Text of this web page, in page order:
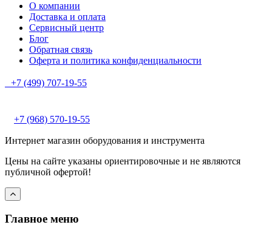
О компании
Доставка и оплата
Сервисный центр
Блог
Обратная связь
Оферта и политика конфиденциальности
+7 (499) 707-19-55
+7 (968) 570-19-55
Интернет магазин оборудования и инструмента
Цены на сайте указаны ориентировочные и не являются
публичной офертой!
Главное меню